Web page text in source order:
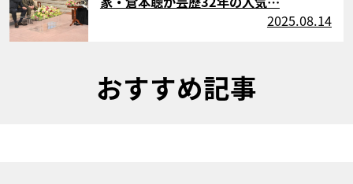
2025.08.14
おすすめ記事